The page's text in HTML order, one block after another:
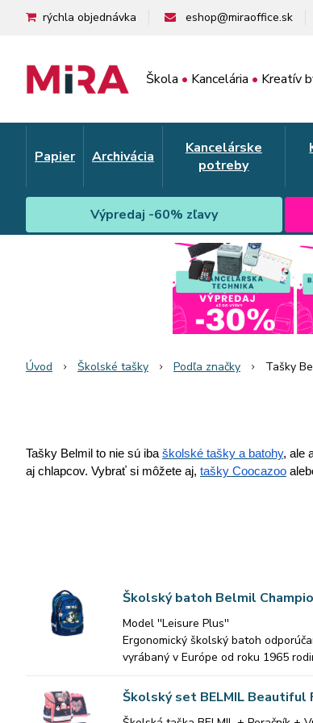
Škola • Kancelária • Kreatív
rýchla objednávka eshop@miraoffice.sk
Papier Archivácia
Kancelárske
potreby
Výpredaj -60% zľavy
Úvod Školské tašky Podľa značky Tašky
Tašky Belmil to nie sú iba školské tašky a batohy, ale
aj chlapcov. Vybrať si môžete aj, tašky Coocazoo
Školský batoh Belmil
Model ''Leisure Plus''
Ergonomický školský batoh
vyrábaný v Európe od roku 1965
Všestranné využitie, odolný štýl
Batoh Leisure Plus je všestranný
Školský set BELMIL Beautiful